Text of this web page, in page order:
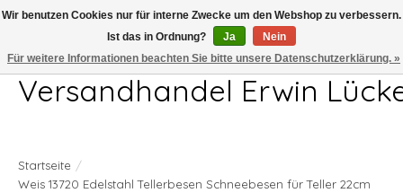
Telefon 04407 715872 MO-DO 7.00-17.00Uhr FR 7.00-13.00Uhr
Versandhandel Erwin
Startseite /
Weis 13720 Edelstahl Tellerbesen Schneebesen für Teller 22cm
Wir benutzen Cookies nur für interne Zwecke um den Webshop zu verbessern.
Ist das in Ordnung?
Ja
Nein
Für weitere Informationen beachten Sie bitte unsere Datenschutzerklärung. »